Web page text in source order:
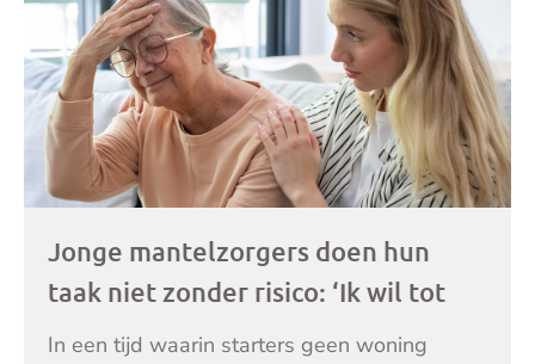
Jonge mantelzorgers doen hun
taak niet zonder risico: ‘Ik wil tot
het laatst voor opa en oma zorgen’
In een tijd waarin starters geen woning